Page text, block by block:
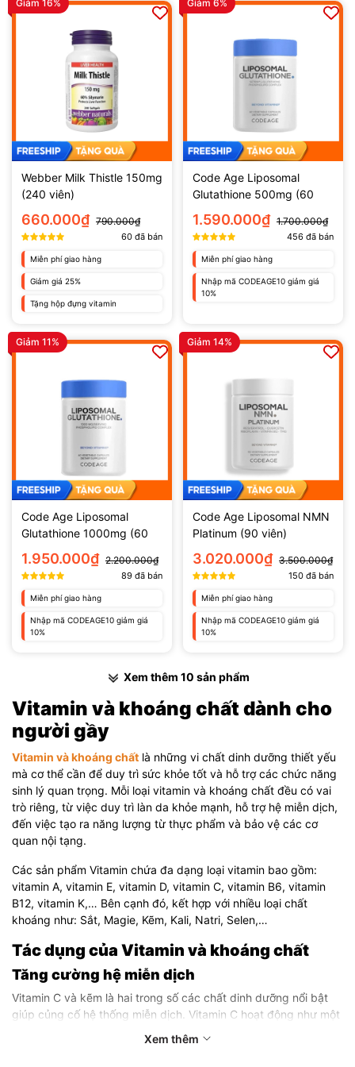
Giảm 16%
Webber Milk Thistle 150mg
(240 viên)
660.000₫ 790.000₫
60 đã bán
Miễn phí giao hàng
Giảm giá 25%
Tặng hộp đựng vitamin
Giảm 6%
Code Age Liposomal
Glutathione 500mg (60
viên)
1.590.000₫ 1.700.000₫
456 đã bán
Miễn phí giao hàng
Nhập mã CODEAGE10 giảm giá
10%
Giảm 11%
Code Age Liposomal
Glutathione 1000mg (60
viên)
1.950.000₫ 2.200.000₫
89 đã bán
Miễn phí giao hàng
Nhập mã CODEAGE10 giảm giá
10%
Giảm 14%
Code Age Liposomal NMN
Platinum (90 viên)
3.020.000₫ 3.500.000₫
150 đã bán
Miễn phí giao hàng
Nhập mã CODEAGE10 giảm giá
10%
Xem thêm 10 sản phẩm
Vitamin và khoáng chất dành cho
người gầy
Vitamin và khoáng chất là những vi chất dinh dưỡng thiết yếu
mà cơ thể cần để duy trì sức khỏe tốt và hỗ trợ các chức năng
sinh lý quan trọng. Mỗi loại vitamin và khoáng chất đều có vai
trò riêng, từ việc duy trì làn da khỏe mạnh, hỗ trợ hệ miễn dịch,
đến việc tạo ra năng lượng từ thực phẩm và bảo vệ các cơ
quan nội tạng.
Các sản phẩm Vitamin chứa đa dạng loại vitamin bao gồm:
vitamin A, vitamin E, vitamin D, vitamin C, vitamin B6, vitamin
B12, vitamin K,… Bên cạnh đó, kết hợp với nhiều loại chất
khoáng như: Sắt, Magie, Kẽm, Kali, Natri, Selen,…
Tác dụng của Vitamin và khoáng chất
Tăng cường hệ miễn dịch
Vitamin C và kẽm là hai trong số các chất dinh dưỡng nổi bật
giúp củng cố hệ thống miễn dịch. Vitamin C hoạt động như một
tự do và hỗ trợ sản xuất tế bào bạch cầu. Kẽm là một khoáng
Xem thêm